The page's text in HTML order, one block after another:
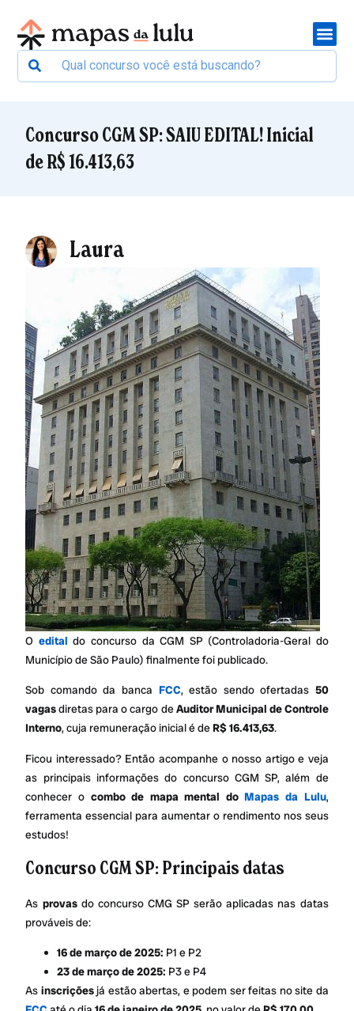
Concurso CGM SP: SAIU EDITAL! Inicial
de R$ 16.413,63
Laura
O edital do concurso da CGM SP (Controladoria-Geral do
Município de São Paulo) finalmente foi publicado.
Sob comando da banca FCC, estão sendo ofertadas 50
vagasdiretas para o cargo deAuditor Municipal de Controle
Interno, cuja remuneração inicial é deR$ 16.413,63.
Ficou interessado? Então acompanhe o nosso artigo e veja
as principais informações do concurso CGM SP, além de
conhecer o combo de mapa mental doMapas da Lulu,
ferramenta essencial para aumentar o rendimento nos seus
estudos!
Concurso CGM SP: Principais datas
As provasdo concurso CMG SP serão aplicadas nas datas
prováveis de:
16 de março de 2025: P1 e P2
23 de março de 2025: P3 e P4
As inscriçõesjá estão abertas, e podem ser feitas no site da